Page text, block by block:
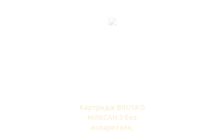
Картридж BRUSKO
MINICAN 3 без
испарителя,